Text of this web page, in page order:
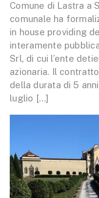
Comune di Lastra a
comunale ha
in house providing
interamente
Srl, di cui l’ente
azionaria. Il
della durata di 5
luglio […]